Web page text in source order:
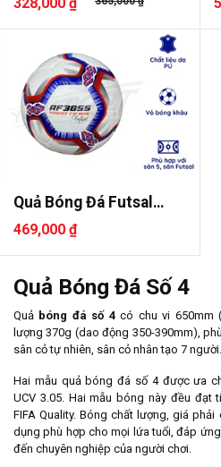
Quả Bóng Đá Futsal
AKpro AF3..
469,000 ₫
Quả Bóng Đá Số 4
Quả bóng đá số 4có chu vi 650mm
lượng 370g (dao động 350-390mm),
sân cỏ tự nhiên, sân cỏ nhân tạo 7 người.
Hai mẫu quả bóng đá số 4 được ưa
UCV 3.05. Hai mẫu bóng này đều đạt
FIFA Quality. Bóng chất lượng, giá
dụng phù hợp cho mọi lứa tuổi, đáp
đến chuyên nghiệp của người chơi.